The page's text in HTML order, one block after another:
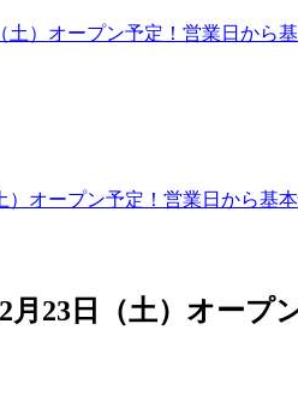
）オープン予定！営業日から
オープン予定！営業日から基
23日（土）オープ